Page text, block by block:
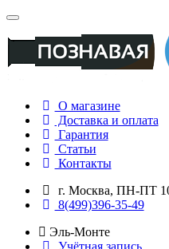
О магазине
Доставка и оплата
Гарантия
Статьи
Контакты
г. Москва, ПН-ПТ
8(499)396-35-49
Эль-Монте
Учётная запись